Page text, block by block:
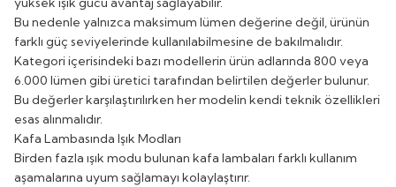
Bu nedenle yalnızca maksimum lümen değerine değil, ürünün
farklı güç seviyelerinde kullanılabilmesine de bakılmalıdır.
Kategori içerisindeki bazı modellerin ürün adlarında 800 veya
6.000 lümen gibi üretici tarafından belirtilen değerler bulunur.
Bu değerler karşılaştırılırken her modelin kendi teknik özellikleri
esas alınmalıdır.
Kafa Lambasında Işık Modları
Birden fazla ışık modu bulunan kafa lambaları farklı kullanım
aşamalarına uyum sağlamayı kolaylaştırır.